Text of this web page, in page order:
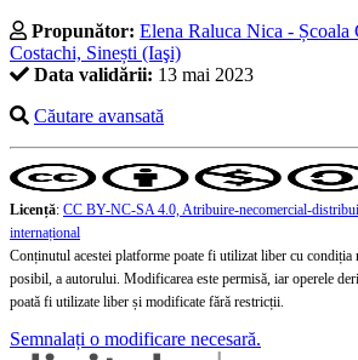
Propunător: Elena Raluca Nica - Școala
Costachi, Sinești (Iaşi)
Data validării: 13 mai 2023
Căutare avansată
Licență: CC BY-NC-SA 4.0, Atribuire-necomercial-
internațional
Conținutul acestei platforme poate fi utilizat liber cu condiția
posibil, a autorului. Modificarea este permisă, iar operele
poată fi utilizate liber și modificate fără restricții.
Semnalați o modificare necesară.